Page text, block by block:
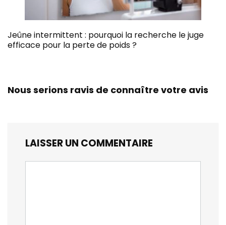
Jeûne intermittent : pourquoi la recherche le juge
efficace pour la perte de poids ?
Nous serions ravis de connaître votre avis
LAISSER UN COMMENTAIRE